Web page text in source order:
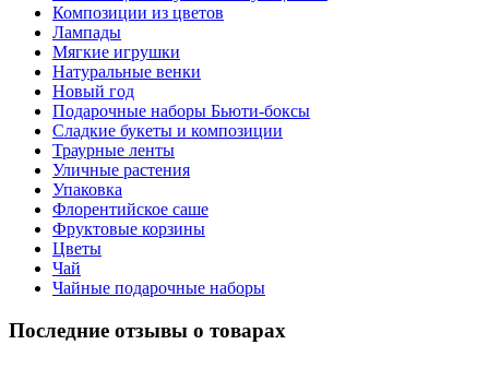
Композиции из цветов
Лампады
Мягкие игрушки
Натуральные венки
Новый год
Подарочные наборы Бьюти-боксы
Сладкие букеты и композиции
Траурные ленты
Уличные растения
Упаковка
Флорентийское саше
Фруктовые корзины
Цветы
Чай
Чайные подарочные наборы
Последние отзывы о товарах